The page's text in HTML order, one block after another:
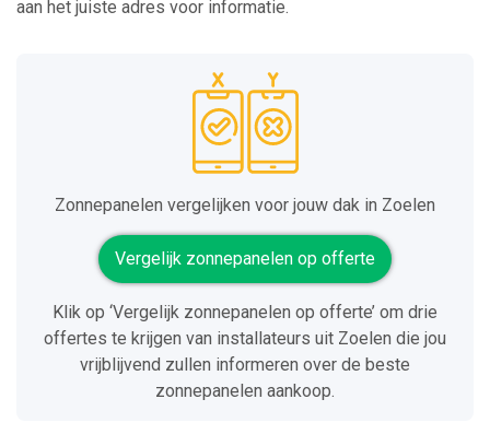
aan het juiste adres voor informatie.
Zonnepanelen vergelijken voor jouw dak in Zoelen
Vergelijk zonnepanelen op offerte
Klik op ‘Vergelijk zonnepanelen op offerte’ om drie
offertes te krijgen van installateurs uit Zoelen die jou
vrijblijvend zullen informeren over de beste
zonnepanelen aankoop.